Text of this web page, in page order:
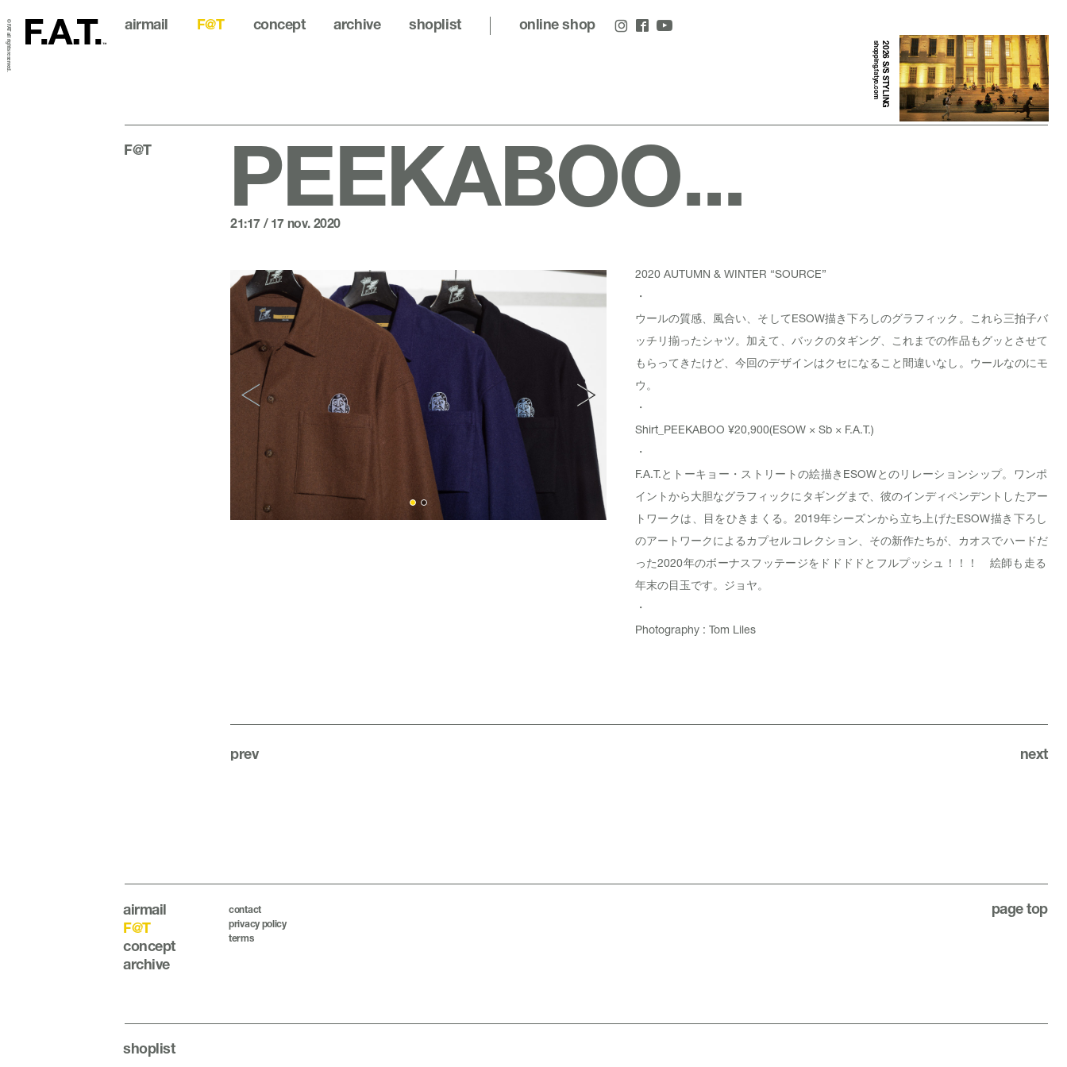
2026 S/S STYLING
shopping.fatyo.com
airmail F@T concept archive shoplist online shop
© FAT all rights reserved.
F@T PEEKABOO...
21:17 / 17 nov. 2020
2020 AUTUMN & WINTER “SOURCE”
・
ウールの質感、風合い、そしてESOW描き下ろしのグラフィック。これら三拍子バ
ッチリ揃ったシャツ。加えて、バックのタギング、これまでの作品もグッとさせて
もらってきたけど、今回のデザインはクセになること間違いなし。ウールなのにモ
ウ。
・
Shirt_ PEEKABOO ¥20,900(ESOW × Sb × F.A.T.)
・
F.A.T.とトーキョー・ストリートの絵描きESOWとのリレーションシップ。ワンポ
イントから大胆なグラフィックにタギングまで、彼のインディペンデントしたアー
トワークは、目をひきまくる。2019年シーズンから立ち上げたESOW描き下ろし
のアートワークによるカプセルコレクション、その新作たちが、カオスでハードだ
った2020年のボーナスフッテージをドドドドとフルプッシュ！！！ 絵師も走る
年末の目玉です。ジョヤ。
・
Photography : Tom Liles
prev next
airmail
F@T
concept
archive
contact
privacy policy
terms
page top
shoplist